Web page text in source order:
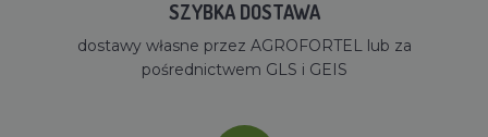
SZYBKA DOSTAWA
dostawy własne przez AGROFORTEL lub za
pośrednictwem GLS i GEIS